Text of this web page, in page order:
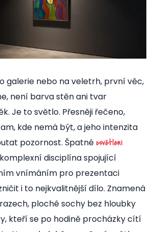
galerie nebo na veletrh, první věc,
není barva stěn ani tvar
Je to světlo. Přesněji řečeno,
kde nemá být, a jeho intenzita
pozornost. Špatnéosvětlení
komplexní disciplína spojující
vnímáním pro prezentaci
i to nejkvalitnější dílo. Znamená
ploché sochy bez hloubky
kteří se po hodině procházky cítí